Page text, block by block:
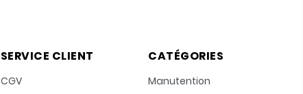
SERVICE CLIENT
CGV
CATÉGORIES
Manutention